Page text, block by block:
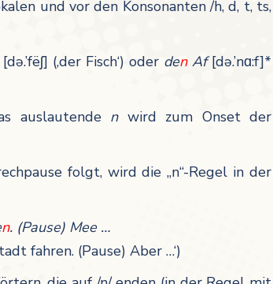
und vor den Konsonanten /h, d, t, ts,
(‚der Fisch‘) oder denAf[də.’nɑ:f]*
auslautendenwird zum Onset der
folgt, wird die „n“-Regel in der
n. (Pause) Mee …
fahren. (Pause) Aber …‘)